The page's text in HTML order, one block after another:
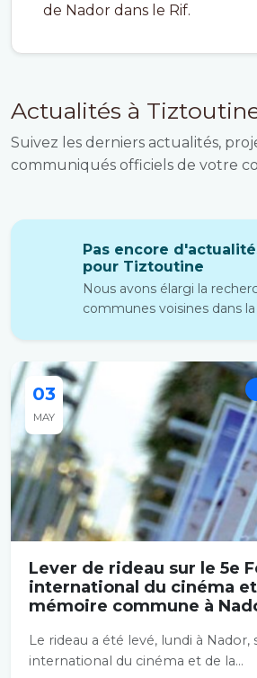
de Nador dans le Rif.
Actualités à
Suivez les derniers actualités,
communiqués officiels de votre
Pas encore
pour Tiztoutine
Nous avons élargi la
communes voisines dans la
03
MAY
Lever de rideau sur le 5e
international du cinéma
mémoire commune à
Le rideau a été levé, lundi à Nador,
international du cinéma et de la...